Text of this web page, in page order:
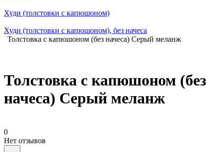
Худи (толстовки с капюшоном)
Худи (толстовки c капюшоном), без начеса
Толстовка с капюшоном (без начеса) Серый меланж
Толстовка с капюшоном (без
начеса) Серый меланж
0
Нет отзывов